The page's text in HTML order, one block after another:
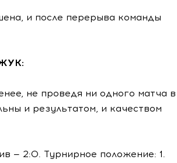
и после перерыва команды
не проведя ни одного матча в
и результатом, и качеством
— 2:0. Турнирное положение: 1.